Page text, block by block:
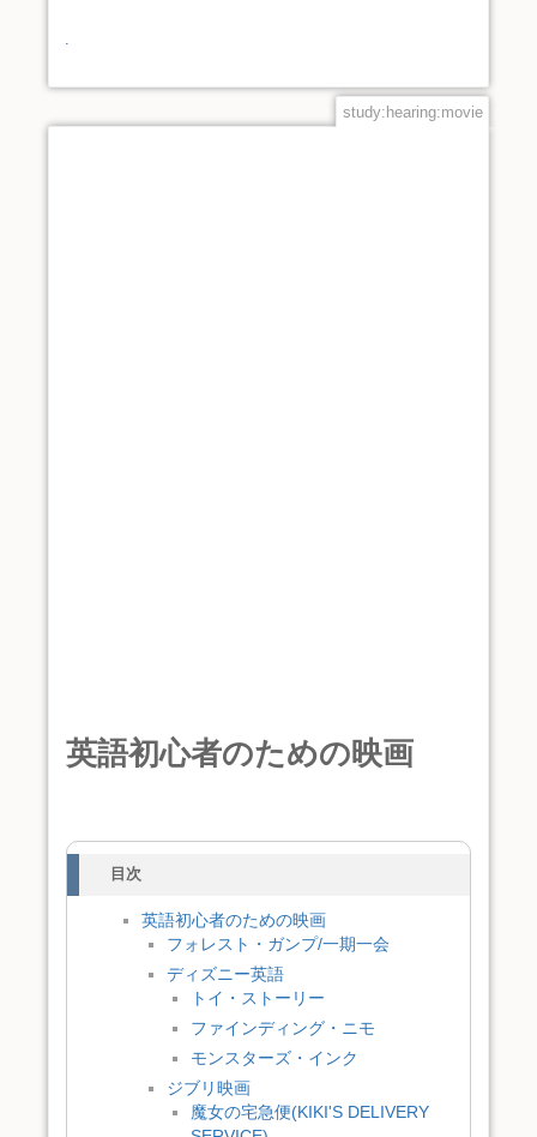
.
study:hearing:movie
英語初心者のための映画
目次
英語初心者のための映画
フォレスト・ガンプ/一期一会
ディズニー英語
トイ・ストーリー
ファインディング・ニモ
モンスターズ・インク
ジブリ映画
魔女の宅急便(KIKI'S DELIVERY